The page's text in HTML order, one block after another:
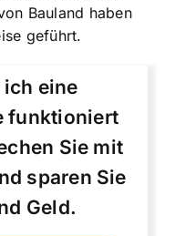
Bauland haben
geführt.
eine
funktioniert
Sie mit
sparen Sie
Geld.